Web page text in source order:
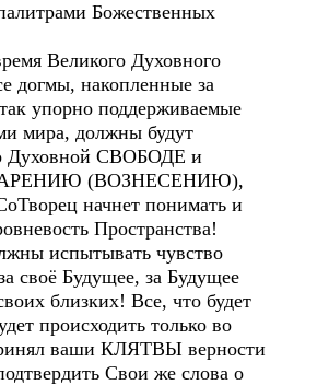
Божественных
Великого Духовного
догмы, накопленные за
упорно поддерживаемые
мира, должны будут
Духовной СВОБОДЕ и
(ВОЗНЕСЕНИЮ),
начнет понимать и
Пространства!
испытывать чувство
своё Будущее, за Будущее
близких! Все, что будет
происходить только во
ваши КЛЯТВЫ верности
Свои же слова о